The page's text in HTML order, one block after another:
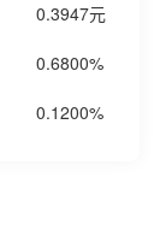
0.3947元
0.6800%
0.1200%